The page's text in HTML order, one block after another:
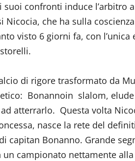
confronti induce l’arbitro
che ha sulla
visto 6 giorni fa, con l’unica
di rigore trasformato da
Bonannoin slalom,
atterrarlo. Questa volta
nasce la rete del
Bonanno. Grande
campionato nettamente